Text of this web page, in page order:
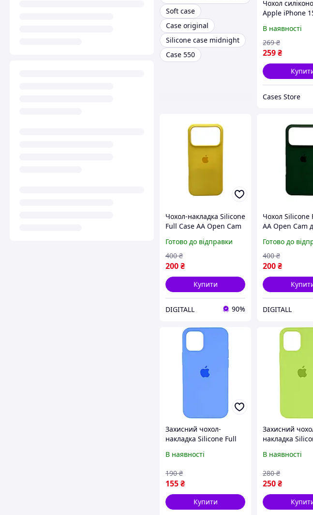
Soft case
Case original
Silicone case midnight
Case 550
Чохол
Apple iPhone
Персиковий
В наявності
259₴
269 ₴
Cases Store
Чохол-накладка Silicone
Full Case AA Open Cam
силікон+мікрофібра,
захист камери,
антивідбитки, Canary
Готово до відправки
200₴
400 ₴
Купити
DIGITALL 90%
Чохол Silicone
AA Open Cam
мікрофібра
антиковзання
камери
Готово до
200₴
400 ₴
DIGITALL
Захисний чохол-
накладка Silicone Full
iPhone 15 Pro Surf Blue
В наявності
155₴
190 ₴
Купити
Захисний
накладка
iPhone 12
В наявності
250₴
280 ₴